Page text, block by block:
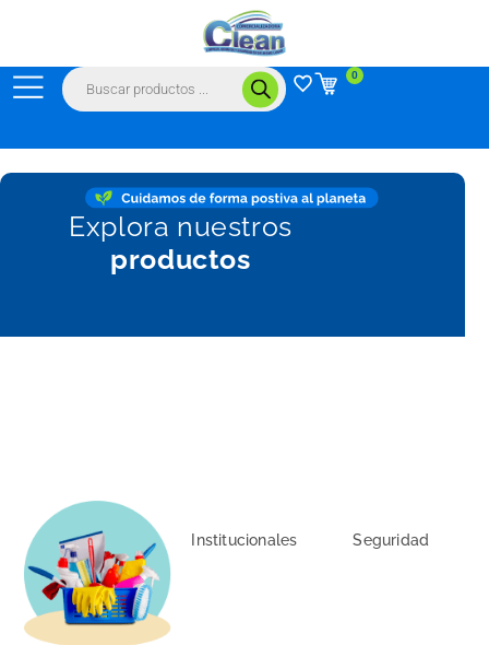
contenido
Búsqueda
de
0
Explora nuestros
productos
Institucionales Seguridad